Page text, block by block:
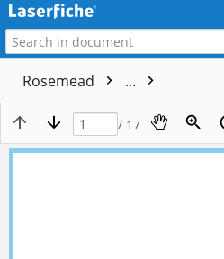
Rosemead ...
/ 17